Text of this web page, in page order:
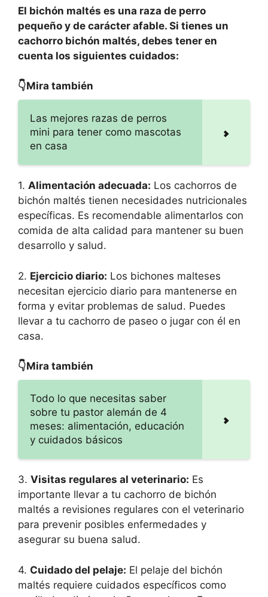
El bichón maltés es una raza de perro
pequeño y de carácter afable. Si tienes un
cachorro bichón maltés, debes tener en
cuenta los siguientes cuidados:
👇Mira también
Las mejores razas de perros
mini para tener como mascotas
en casa
1. Alimentación adecuada: Los cachorros de
bichón maltés tienen necesidades nutricionales
específicas. Es recomendable alimentarlos con
comida de alta calidad para mantener su buen
desarrollo y salud.
2. Ejercicio diario: Los bichones malteses
necesitan ejercicio diario para mantenerse en
forma y evitar problemas de salud. Puedes
llevar a tu cachorro de paseo o jugar con él en
casa.
👇Mira también
Todo lo que necesitas saber
sobre tu pastor alemán de 4
meses: alimentación, educación
y cuidados básicos
3. Visitas regulares al veterinario: Es
importante llevar a tu cachorro de bichón
maltés a revisiones regulares con el veterinario
para prevenir posibles enfermedades y
asegurar su buena salud.
4. Cuidado del pelaje: El pelaje del bichón
maltés requiere cuidados específicos como